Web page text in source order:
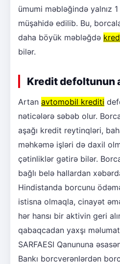
ümumi məbləğində yalnız
müşahidə edilib. Bu,
daha böyük məbləğdə
bilər.
Kredit defoltunun
Artan avtomobil krediti
nəticələrə səbəb olur.
aşağı kredit reytinqləri,
məhkəmə işləri də daxil
çətinliklər gətirə bilər.
bağlı belə hallardan
Hindistanda borcunu
istisna olmaqla, cinayət
hər hansı bir aktivin geri
qabaqcadan yaxşı
SARFAESI Qanununa
Bankı borcverənlərdən